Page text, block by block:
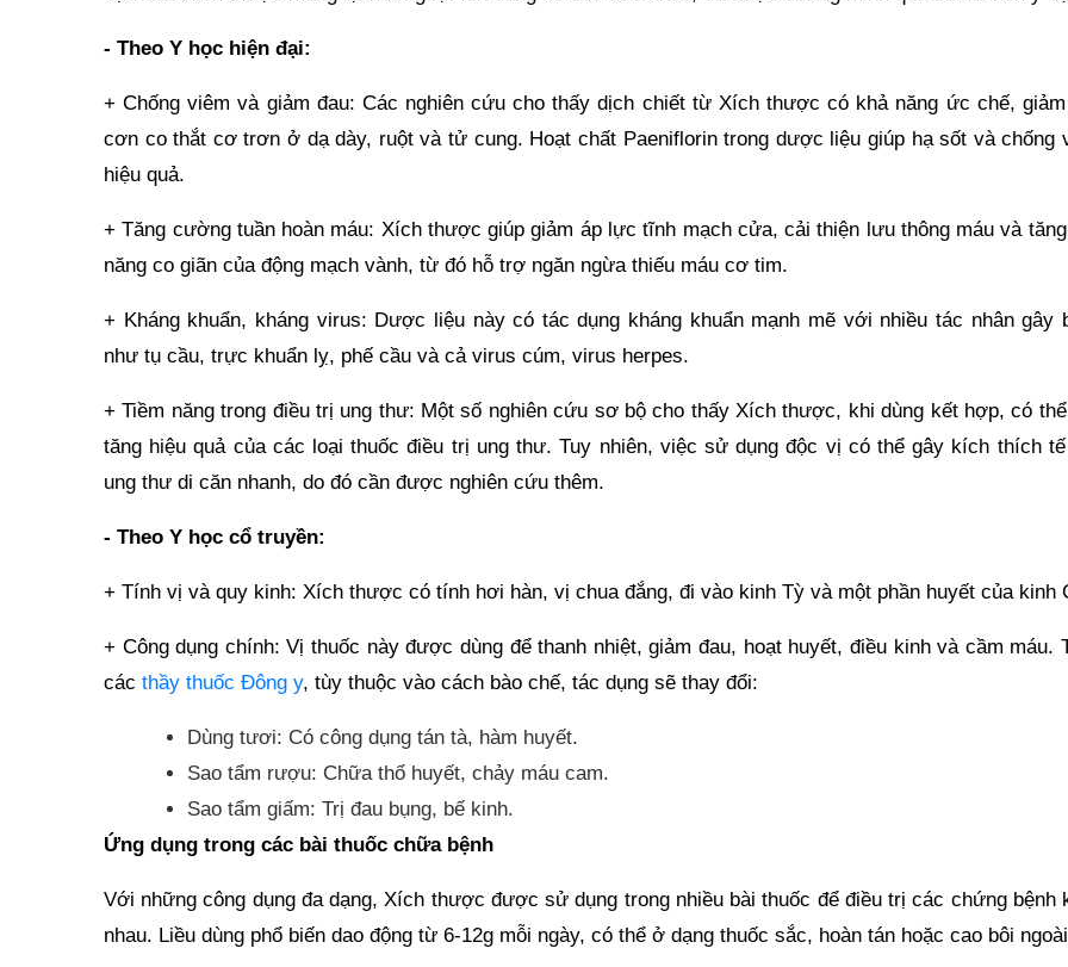
- Theo Y học hiện đại:
+ Chống viêm và giảm đau: Các nghiên cứu cho thấy dịch chiết từ Xích thược có khả năng ức chế,
cơn co thắt cơ trơn ở dạ dày, ruột và tử cung. Hoạt chất Paeniflorin trong dược liệu giúp hạ sốt và chống
hiệu quả.
+ Tăng cường tuần hoàn máu: Xích thược giúp giảm áp lực tĩnh mạch cửa, cải thiện lưu thông máu và
năng co giãn của động mạch vành, từ đó hỗ trợ ngăn ngừa thiếu máu cơ tim.
+ Kháng khuẩn, kháng virus: Dược liệu này có tác dụng kháng khuẩn mạnh mẽ với nhiều tác nhân gây
như tụ cầu, trực khuẩn lỵ, phế cầu và cả virus cúm, virus herpes.
+ Tiềm năng trong điều trị ung thư: Một số nghiên cứu sơ bộ cho thấy Xích thược, khi dùng kết hợp, có
tăng hiệu quả của các loại thuốc điều trị ung thư. Tuy nhiên, việc sử dụng độc vị có thể gây kích thích
ung thư di căn nhanh, do đó cần được nghiên cứu thêm.
- Theo Y học cổ truyền:
+ Tính vị và quy kinh: Xích thược có tính hơi hàn, vị chua đắng, đi vào kinh Tỳ và một phần huyết của kinh
+ Công dụng chính: Vị thuốc này được dùng để thanh nhiệt, giảm đau, hoạt huyết, điều kinh và cầm máu.
các thầy thuốc Đông y, tùy thuộc vào cách bào chế, tác dụng sẽ thay đổi:
Dùng tươi: Có công dụng tán tà, hàm huyết.
Sao tẩm rượu: Chữa thổ huyết, chảy máu cam.
Sao tẩm giấm: Trị đau bụng, bế kinh.
Ứng dụng trong các bài thuốc chữa bệnh
Với những công dụng đa dạng, Xích thược được sử dụng trong nhiều bài thuốc để điều trị các chứng bệnh
nhau. Liều dùng phổ biến dao động từ 6-12g mỗi ngày, có thể ở dạng thuốc sắc, hoàn tán hoặc cao bôi